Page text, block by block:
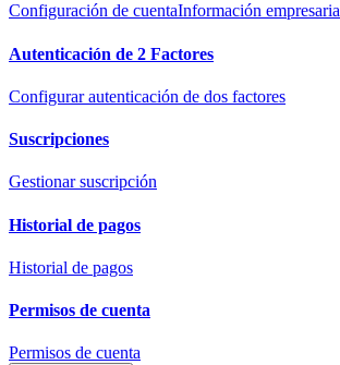
Configuración de cuentaInformación
Autenticación de 2 Factores
Configurar autenticación de dos factores
Suscripciones
Gestionar suscripción
Historial de pagos
Historial de pagos
Permisos de cuenta
Permisos de cuenta